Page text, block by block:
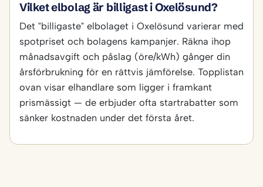
Vilket elbolag är billigast i Oxelösund?
Det "billigaste" elbolaget i Oxelösund varierar med
spotpriset och bolagens kampanjer. Räkna ihop
månadsavgift och påslag (öre/kWh) gånger din
årsförbrukning för en rättvis jämförelse. Topplistan
ovan visar elhandlare som ligger i framkant
prismässigt — de erbjuder ofta startrabatter som
sänker kostnaden under det första året.